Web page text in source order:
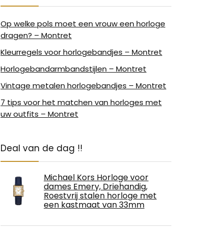
Op welke pols moet een vrouw een horloge
dragen? – Montret
Kleurregels voor horlogebandjes – Montret
Horlogebandarmbandstijlen – Montret
Vintage metalen horlogebandjes – Montret
7 tips voor het matchen van horloges met
uw outfits – Montret
Deal van de dag !!
Michael Kors Horloge voor
dames Emery, Driehandig,
Roestvrij stalen horloge met
een kastmaat van 33mm